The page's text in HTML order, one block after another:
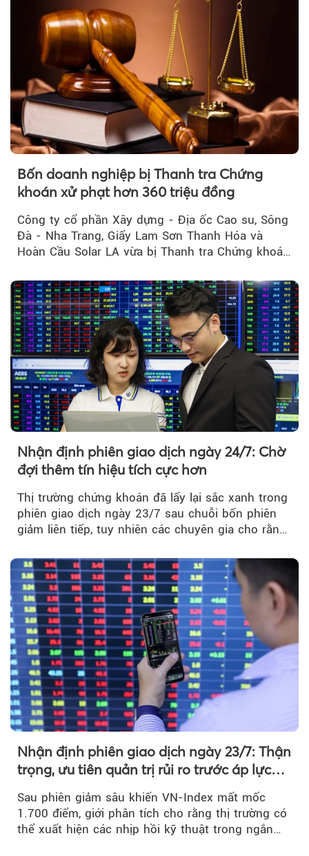
Bốn doanh nghiệp bị Thanh tra Chứng
khoán xử phạt hơn 360 triệu đồng
Công ty cổ phần Xây dựng - Địa ốc Cao su, Sông
Đà - Nha Trang, Giấy Lam Sơn Thanh Hóa và
Hoàn Cầu Solar LA vừa bị Thanh tra Chứng khoán
do vi phạm quy định về công bố thông tin trên
thị trường chứng khoán.
Nhận định phiên giao dịch ngày 24/7: Chờ
đợi thêm tín hiệu tích cực hơn
Thị trường chứng khoán đã lấy lại sắc xanh trong
phiên giao dịch ngày 23/7 sau chuỗi bốn phiên
giảm liên tiếp, tuy nhiên các chuyên gia cho rằng
Nhận định phiên giao dịch ngày 23/7: Thận
trọng, ưu tiên quản trị rủi ro trước áp lực
Sau phiên giảm sâu khiến VN-Index mất mốc
1.700 điểm, giới phân tích cho rằng thị trường có
thể xuất hiện các nhịp hồi kỹ thuật trong ngắn